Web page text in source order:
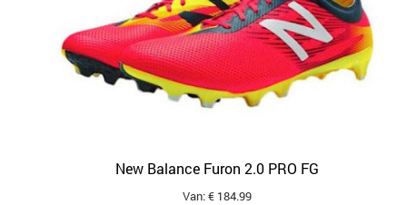
New Balance Furon 2.0 PRO FG
Van: € 184.99